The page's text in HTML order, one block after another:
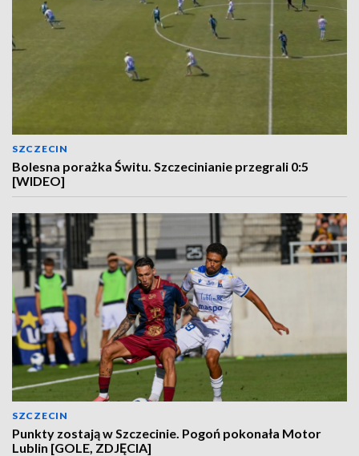
SZCZECIN
Bolesna porażka Świtu. Szczecinianie przegrali 0:5
[WIDEO]
SZCZECIN
Punkty zostają w Szczecinie. Pogoń pokonała Motor
Lublin [GOLE, ZDJĘCIA]